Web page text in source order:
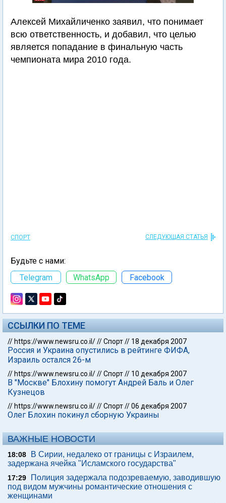
Алексей Михайличенко заявил, что понимает
всю ответственность, и добавил, что целью
является попадание в финальную часть
чемпионата мира 2010 года.
СПОРТ СЛЕДУЮЩАЯ СТАТЬЯ
Будьте с нами:
Telegram
WhatsApp Facebook
ССЫЛКИ ПО ТЕМЕ
// https://www.newsru.co.il///Спорт// 18 декабря 2007
Россия и Украина опустились в рейтинге ФИФА,
Израиль остался 26-м
// https://www.newsru.co.il///Спорт// 10 декабря 2007
В "Москве" Блохину помогут Андрей Баль и Олег
Кузнецов
// https://www.newsru.co.il///Спорт//06 декабря 2007
Олег Блохин покинул сборную Украины
ВАЖНЫЕ НОВОСТИ
18:08
В Сирии, недалеко от границы с Израилем,
задержана ячейка "Исламского государства"
17:29
Полиция задержала подозреваемую, заводившую
под видом мужчины романтические отношения с
женщинами